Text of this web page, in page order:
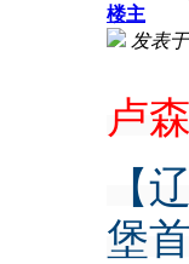
楼主
发表
卢
【
堡